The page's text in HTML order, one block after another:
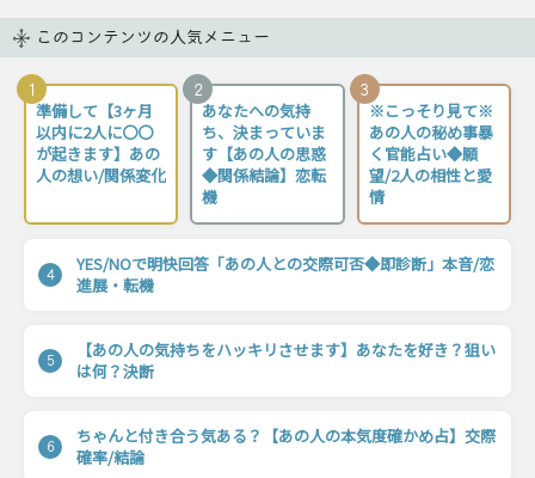
このコンテンツの人気メニュー
1
準備して【3ヶ月
以内に2人に〇〇
が起きます】あの
人の想い/関係変化
2
あなたへの気持
ち、決まっていま
す【あの人の思惑
◆関係結論】恋転
機
3
※こっそり見て※
あの人の秘め事暴
く官能占い◆願
望/2人の相性と愛
情
4
YES/NOで明快回答「あの人との交際可否◆即診断」本音/恋
進展・転機
5
【あの人の気持ちをハッキリさせます】あなたを好き？狙い
は何？決断
6
ちゃんと付き合う気ある？【あの人の本気度確かめ占】交際
確率/結論